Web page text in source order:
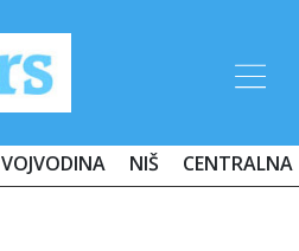
VOJVODINA NIŠ CENTRALNA